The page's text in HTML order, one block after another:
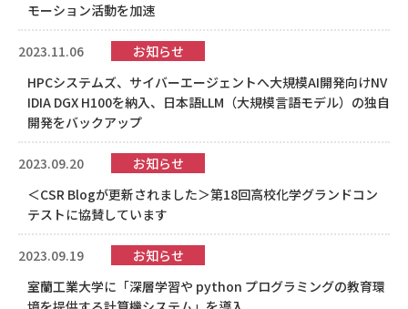
モーション活動を加速
2023.11.06
お知らせ
HPCシステムズ、サイバーエージェントへ大規模AI開発向けNV
IDIA DGX H100を納入、日本語LLM（大規模言語モデル）の独自
開発をバックアップ
2023.09.20
お知らせ
＜CSR Blogが更新されました＞第18回高校化学グランドコン
テストに協賛しています
2023.09.19
お知らせ
室蘭工業大学に「深層学習や python プログラミングの教育環